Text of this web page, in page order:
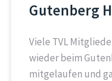
Gutenberg
Viele TVL
wieder beim
mitgelaufen und